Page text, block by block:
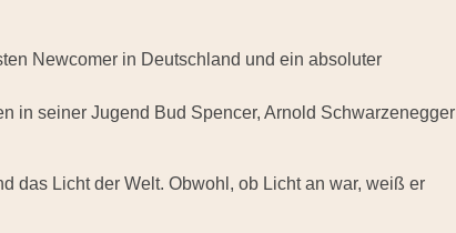
Newcomer in Deutschland und ein absoluter
in seiner Jugend Bud Spencer, Arnold Schwarzenegger
das Licht der Welt. Obwohl, ob Licht an war, weiß er